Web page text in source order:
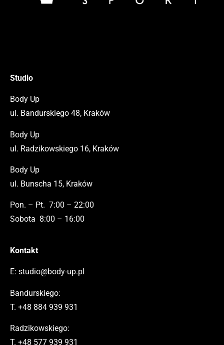
Studio
Body Up
ul. Bandurskiego 48, Kraków
Body Up
ul. Radzikowskiego 16, Kraków
Body Up
ul. Bunscha 15, Kraków
Pon. – Pt. 7:00 – 22:00
Sobota 8:00 – 16:00
Kontakt
E: studio@body-up.pl
Bandurskiego:
T. +48 884 939 931
Radzikowskiego:
T. +48 577 939 931